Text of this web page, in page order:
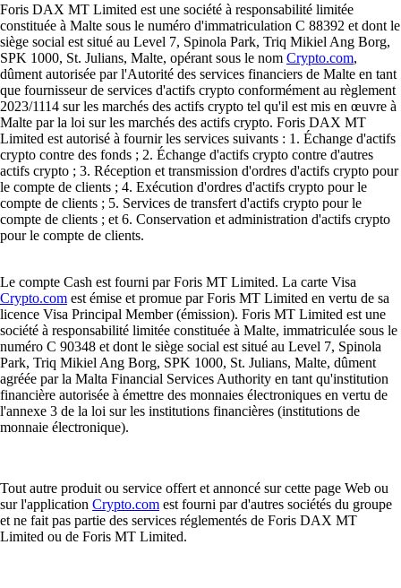
Foris DAX MT Limited est une société à responsabilité limitée
constituée à Malte sous le numéro d'immatriculation C 88392 et dont le
siège social est situé au Level 7, Spinola Park, Triq Mikiel Ang Borg,
SPK 1000, St. Julians, Malte, opérant sous le nom Crypto.com,
dûment autorisée par l'Autorité des services financiers de Malte en tant
que fournisseur de services d'actifs crypto conformément au règlement
2023/1114 sur les marchés des actifs crypto tel qu'il est mis en œuvre à
Malte par la loi sur les marchés des actifs crypto. Foris DAX MT
Limited est autorisé à fournir les services suivants : 1. Échange d'actifs
crypto contre des fonds ; 2. Échange d'actifs crypto contre d'autres
actifs crypto ; 3. Réception et transmission d'ordres d'actifs crypto pour
le compte de clients ; 4. Exécution d'ordres d'actifs crypto pour le
compte de clients ; 5. Services de transfert d'actifs crypto pour le
compte de clients ; et 6. Conservation et administration d'actifs crypto
pour le compte de clients.
Le compte Cash est fourni par Foris MT Limited. La carte Visa
Crypto.com est émise et promue par Foris MT Limited en vertu de sa
licence Visa Principal Member (émission). Foris MT Limited est une
société à responsabilité limitée constituée à Malte, immatriculée sous le
numéro C 90348 et dont le siège social est situé au Level 7, Spinola
Park, Triq Mikiel Ang Borg, SPK 1000, St. Julians, Malte, dûment
agréée par la Malta Financial Services Authority en tant qu'institution
financière autorisée à émettre des monnaies électroniques en vertu de
l'annexe 3 de la loi sur les institutions financières (institutions de
monnaie électronique).
Tout autre produit ou service offert et annoncé sur cette page Web ou
sur l'application Crypto.com est fourni par d'autres sociétés du groupe
et ne fait pas partie des services réglementés de Foris DAX MT
Limited ou de Foris MT Limited.